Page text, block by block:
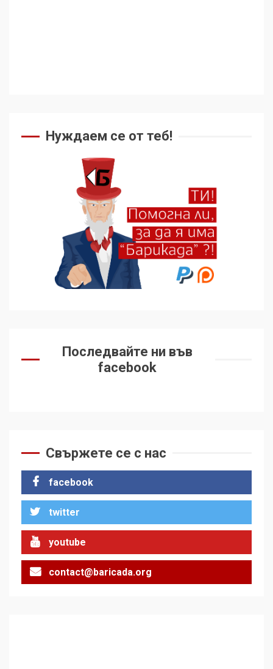
Нуждаем се от теб!
Последвайте ни във
facebook
Свържете се с нас
facebook
twitter
youtube
contact@baricada.org